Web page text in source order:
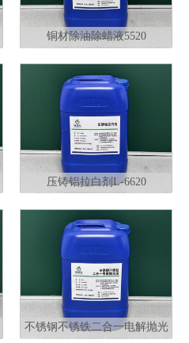
铜材除油除蜡液5520
压铸铝拉白剂L-6620
不锈钢不锈铁二合一电解抛光